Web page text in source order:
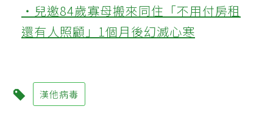
‧兒邀84歲寡母搬來同住「不用付房租
還有人照顧」1個月後幻滅心寒
漢他病毒